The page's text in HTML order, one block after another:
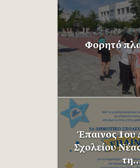
Φορητό
Έπαινος 1ου
Σχολείου